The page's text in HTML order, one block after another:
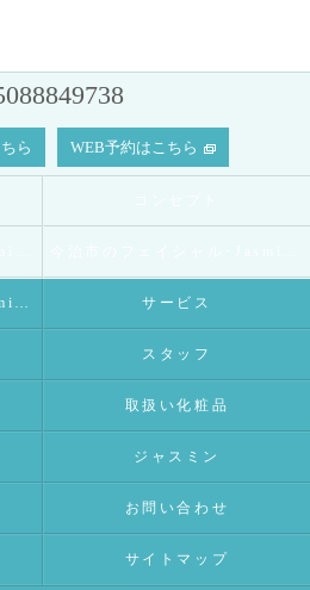
ら WEB予約はこちら
今治市のフェイシャル･Jasmineのお客様の声 サービス
スタッフ
取扱い化粧品
ジャスミン
お問い合わせ
サイトマップ